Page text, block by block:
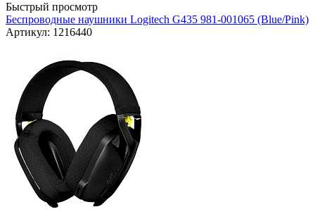
Быстрый просмотр
Беспроводные наушники Logitech G435 981-001065 (Blue/Pink)
Артикул: 1216440